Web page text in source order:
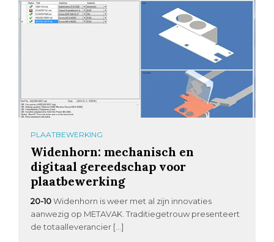
PLAATBEWERKING
Widenhorn: mechanisch en
digitaal gereedschap voor
plaatbewerking
20-10 Widenhorn is weer met al zijn innovaties
aanwezig op METAVAK. Traditiegetrouw presenteert
de totaalleverancier […]